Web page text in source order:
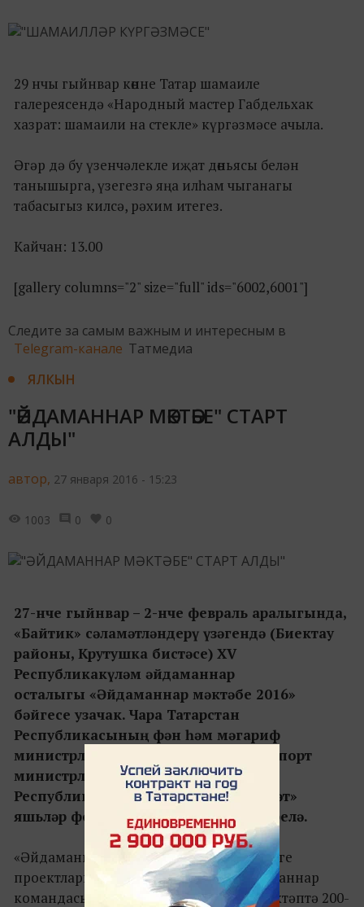
29 нчы гыйнвар көнне Татар шамаиле
галереясендә «Народный мастер Габдельхак
хазрат: шамаили на стекле» күргәзмәсе ачыла.
Әгәр дә бу үзенчәлекле иҗат дөньясы белән
танышырга, үзегезгә яңа илһам чыганагы
табасыгыз килсә, рәхим итегез.
Кайчан: 13.00
[gallery columns="2" size="full" ids="6002,6001"]
Следите за самым важным и интересным в
Telegram-канале Татмедиа
ЯЛКЫН
"ӘЙДАМАННАР МӘКТӘБЕ" СТАРТ
АЛДЫ"
автор, 27 января 2016 - 15:23
1003 0 0
27-нче гыйнвар – 2-нче февраль аралыгында,
«Байтик» сәламәтләндерү үзәгендә (Биектау
районы, Крутушка бистәсе) XV
Республикакүләм әйдаманнар
осталыгы «Әйдаманнар мәктәбе 2016»
бәйгесе узачак. Чара Татарстан
Республикасының фән һәм мәгариф
министрлыгы; яшьләр эшләре һәм спорт
министрлыгы һәм Татарстан
Республикасының иҗтимагый «Сәләт»
яшьләр фонды белән берлектә үткәрелә.
«Әйдаманнар мәктәбе» «Сәләт»нең җәйге
проектлары һәм форумнары өчен әйдаманнар
командасы туплау өчен оештырыла. Мәктәптә 200-